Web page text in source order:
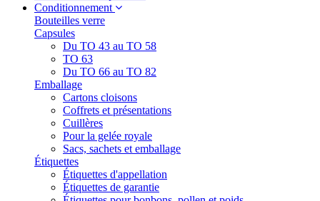
Conditionnement
Bouteilles verre
Capsules
Du TO 43 au TO 58
TO 63
Du TO 66 au TO 82
Emballage
Cartons cloisons
Coffrets et présentations
Cuillères
Pour la gelée royale
Sacs, sachets et emballage
Étiquettes
Étiquettes d'appellation
Étiquettes de garantie